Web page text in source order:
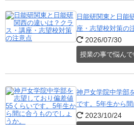
日能研関東と日能
座・志望校対策の
2026/07/30
授業の事で悩んで
神戸女学院中学部
です。5年生から間
2023/10/24